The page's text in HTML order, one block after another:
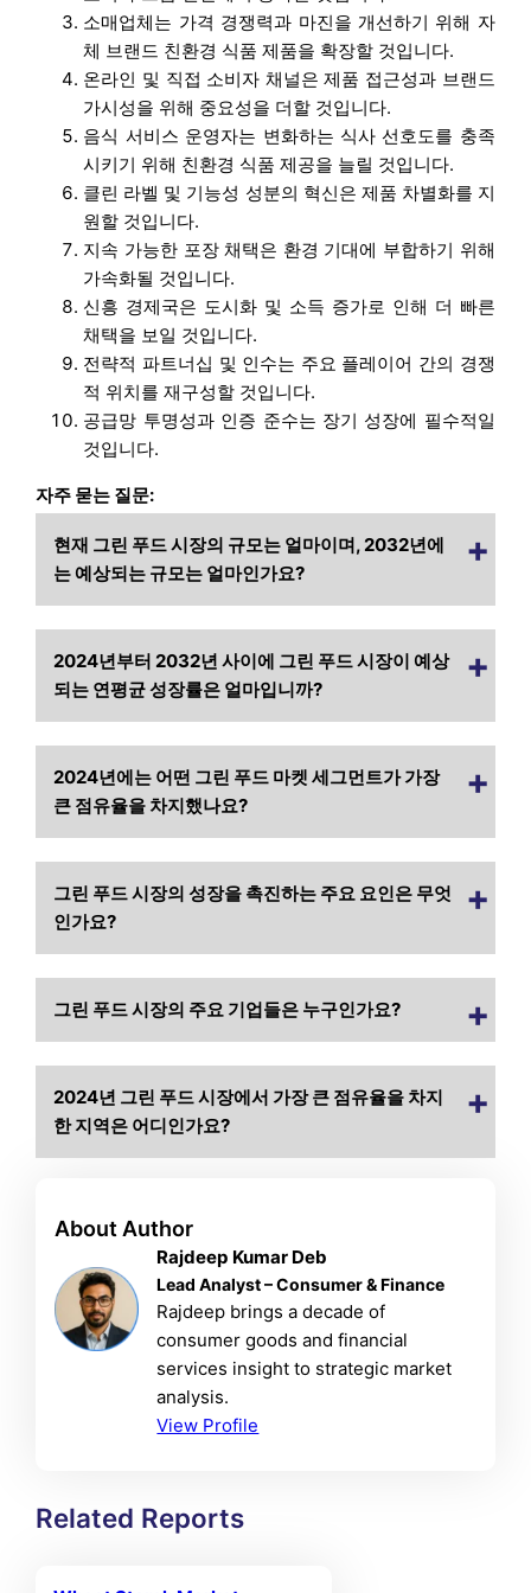
소매업체는 가격 경쟁력과 마진을 개선하기 위해 자
체 브랜드 친환경 식품 제품을 확장할 것입니다.
온라인 및 직접 소비자 채널은 제품 접근성과 브랜드
가시성을 위해 중요성을 더할 것입니다.
음식 서비스 운영자는 변화하는 식사 선호도를 충족
시키기 위해 친환경 식품 제공을 늘릴 것입니다.
클린 라벨 및 기능성 성분의 혁신은 제품 차별화를 지
원할 것입니다.
지속 가능한 포장 채택은 환경 기대에 부합하기 위해
가속화될 것입니다.
신흥 경제국은 도시화 및 소득 증가로 인해 더 빠른
채택을 보일 것입니다.
전략적 파트너십 및 인수는 주요 플레이어 간의 경쟁
적 위치를 재구성할 것입니다.
공급망 투명성과 인증 준수는 장기 성장에 필수적일
것입니다.
자주 묻는 질문:
현재 그린 푸드 시장의 규모는 얼마이며, 2032년에
는 예상되는 규모는 얼마인가요?
2024년부터 2032년 사이에 그린 푸드 시장이 예상
되는 연평균 성장률은 얼마입니까?
2024년에는 어떤 그린 푸드 마켓 세그먼트가 가장
큰 점유율을 차지했나요?
그린 푸드 시장의 성장을 촉진하는 주요 요인은 무엇
인가요?
그린 푸드 시장의 주요 기업들은 누구인가요?
2024년 그린 푸드 시장에서 가장 큰 점유율을 차지
한 지역은 어디인가요?
About Author
Rajdeep Kumar Deb
Lead Analyst – Consumer & Finance
Rajdeep brings a decade of
consumer goods and financial
services insight to strategic market
analysis.
View Profile
Related Reports